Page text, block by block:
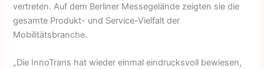
vertreten. Auf dem Berliner Messegelände zeigten sie die
gesamte Produkt- und Service-Vielfalt der
Mobilitätsbranche.
„Die InnoTrans hat wieder einmal eindrucksvoll bewiesen,